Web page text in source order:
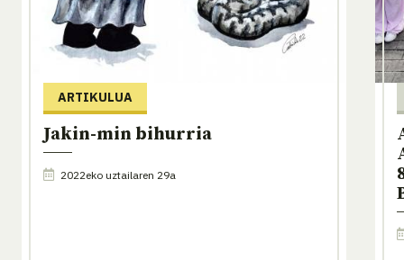
ARTIKULUA
Jakin-min bihurria
2022eko uztailaren 29a